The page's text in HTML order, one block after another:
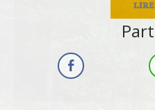
LIRE